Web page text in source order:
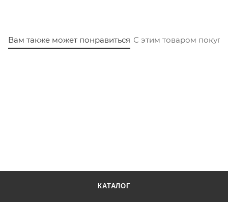
Вам также может понравиться С этим товаром
КАТАЛОГ